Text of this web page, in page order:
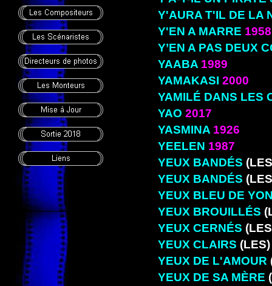
Y'AURA T'IL DE LA
Y'EN A MARRE 1958
Y’EN A PAS DEUX
YAABA 1989
YAMAKASI 2000
YAMILÉ DANS LES
YAO 2017
YASMINA 1926
YEELEN 1987
YEUX BANDÉS
YEUX BANDÉS
YEUX BLEU DE
YEUX BROUILLÉS
YEUX CERNÉS
YEUX CLAIRS
YEUX DE L'AMOUR
YEUX DE SA MÈRE